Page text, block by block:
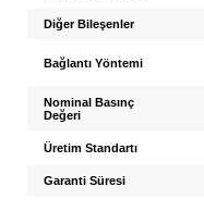
Diğer Bileşenler
Bağlantı Yöntemi
Nominal Basınç
Değeri
Üretim Standartı
Garanti Süresi